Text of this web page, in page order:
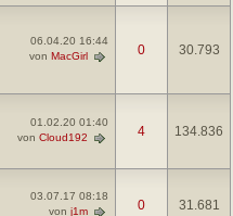
06.04.20 16:44
von MacGirl 0 30.793
01.02.20 01:40
von Cloud192 4 134.836
03.07.17 08:18
von j1m 0 31.681